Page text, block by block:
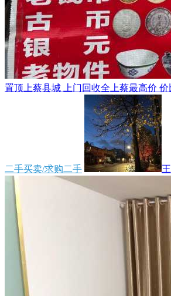
置顶 上蔡县城 上门回收全上蔡最高价
二手买卖/求购二手